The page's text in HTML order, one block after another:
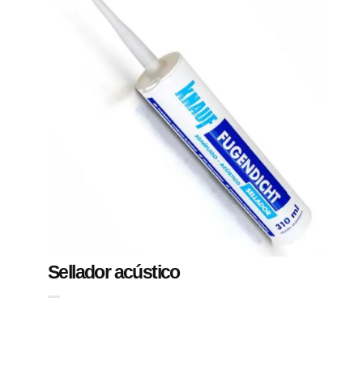
Sellador acústico